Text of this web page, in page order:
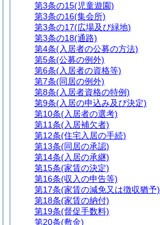
第3条の15(児童遊園)
第3条の16(集会所)
第3条の17(広場及び緑地)
第3条の18(通路)
第4条(入居者の公募の方法)
第5条(公募の例外)
第6条(入居者の資格等)
第7条(同居の例外)
第8条(入居者資格の特例)
第9条(入居の申込み及び決定)
第10条(入居者の選考)
第11条(入居補欠者)
第12条(住宅入居の手続)
第13条(同居の承認)
第14条(入居の承継)
第15条(家賃の決定)
第16条(収入の申告等)
第17条(家賃の減免又は徴収猶予)
第18条(家賃の納付)
第19条(督促手数料)
第20条(敷金)